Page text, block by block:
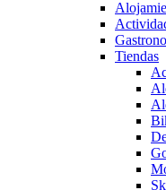
Tiendas